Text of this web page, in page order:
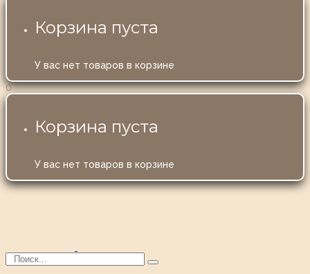
Корзина пуста
У вас нет товаров в корзине
0
Корзина пуста
У вас нет товаров в корзине